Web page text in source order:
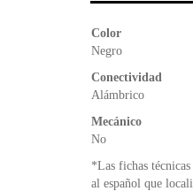
Color
Negro
Conectividad
Alámbrico
Mecánico
No
*Las fichas
al español que